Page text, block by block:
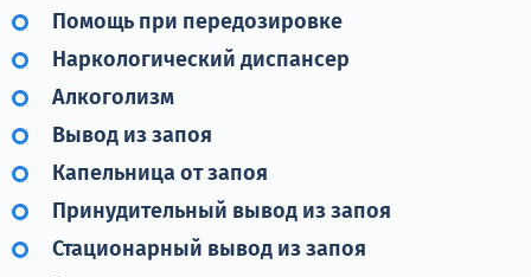
Помощь при передозировке
Наркологический диспансер
Алкоголизм
Вывод из запоя
Капельница от запоя
Принудительный вывод из запоя
Стационарный вывод из запоя